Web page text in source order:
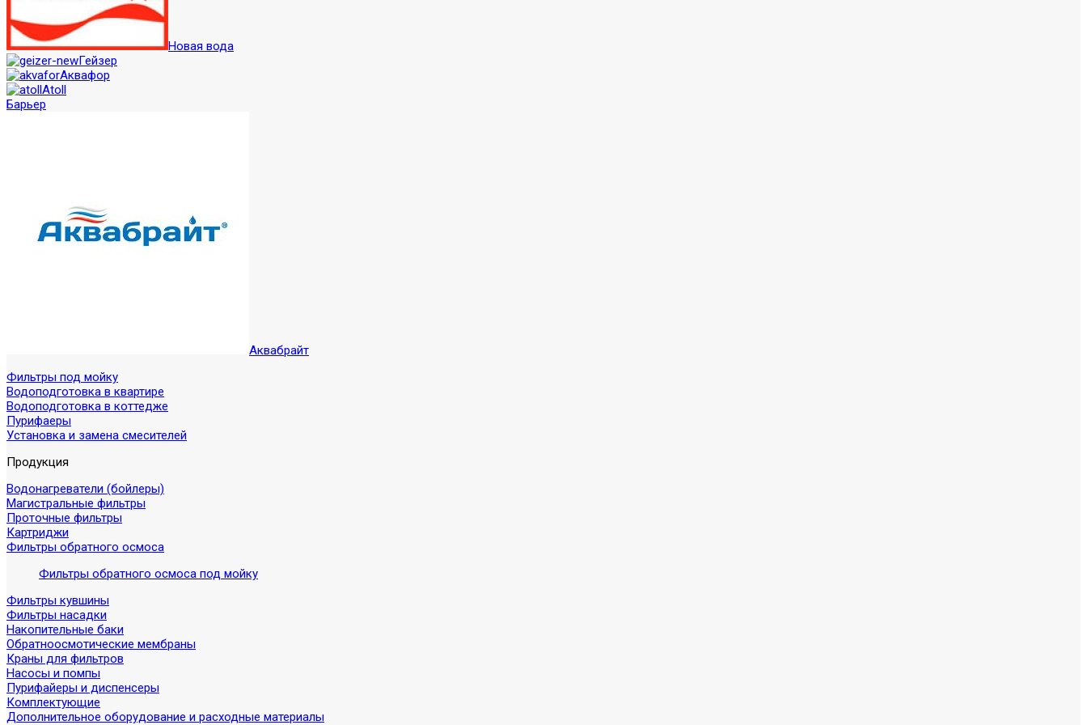
Новая вода
Гейзер
Аквафор
Atoll
Барьер
Аквабрайт
Фильтры под мойку
Водоподготовка в квартире
Водоподготовка в коттедже
Пурифаеры
Установка и замена смесителей
Продукция
Водонагреватели (бойлеры)
Магистральные фильтры
Проточные фильтры
Картриджи
Фильтры обратного осмоса
Фильтры обратного осмоса под мойку
Фильтры кувшины
Фильтры насадки
Накопительные баки
Обратноосмотические мембраны
Краны для фильтров
Насосы и помпы
Пурифайеры и диспенсеры
Комплектующие
Дополнительное оборудование и расходные материалы